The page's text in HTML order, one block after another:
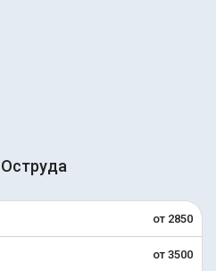
Оструда
от 2850
от 3500